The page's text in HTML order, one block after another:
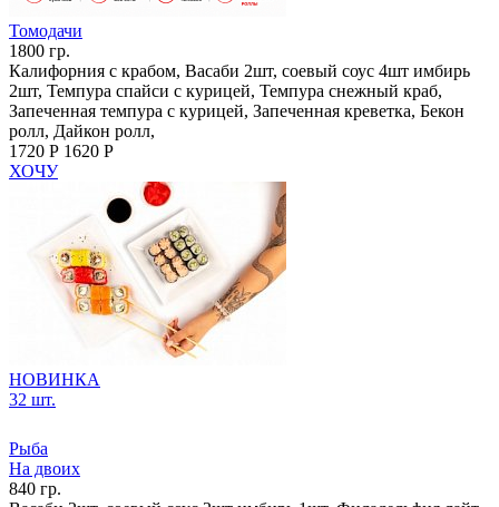
Томодачи
1800 гр.
Калифорния с крабом, Васаби 2шт, соевый соус 4шт имбирь
2шт, Темпура спайси с курицей, Темпура снежный краб,
Запеченная темпура с курицей, Запеченная креветка, Бекон
ролл, Дайкон ролл,
1720 Р 1620 Р
ХОЧУ
НОВИНКА
32 шт.
Рыба
На двоих
840 гр.